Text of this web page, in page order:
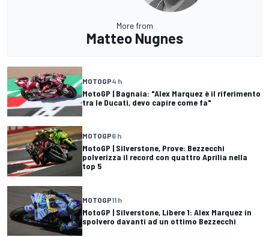
More from
Matteo Nugnes
MOTOGP4 h
MotoGP | Bagnaia: "Alex Marquez è il riferimento
tra le Ducati, devo capire come fa"
MOTOGP6 h
MotoGP | Silverstone, Prove: Bezzecchi
polverizza il record con quattro Aprilia nella
top 5
MOTOGP11 h
MotoGP | Silverstone, Libere 1: Alex Marquez in
spolvero davanti ad un ottimo Bezzecchi